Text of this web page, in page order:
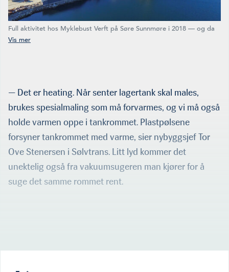
Full aktivitet hos Myklebust Verft på Søre Sunnmøre i 2018 — og da
for første gang med to fartøy i den store flytedokka: «Aqua Merdø»
— Det er heating. Når senter lagertank skal males,
brukes spe­sialmaling som må forvarmes, og vi må også
holde varmen oppe i tankrommet. Plastpølsene
forsyner tankrommet med varme, sier nybyggsjef Tor
Ove Stenersen i Sølvtrans. Litt lyd kommer det
unektelig også fra vakuumsugeren man kjører for å
suge det samme rommet rent.